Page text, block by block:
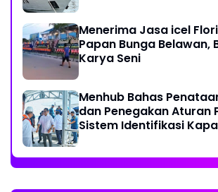
Menerima Jasa icel
Papan Bunga Belawan,
Karya Seni
Menhub Bahas
dan Penegakan Aturan
Sistem Identifikasi